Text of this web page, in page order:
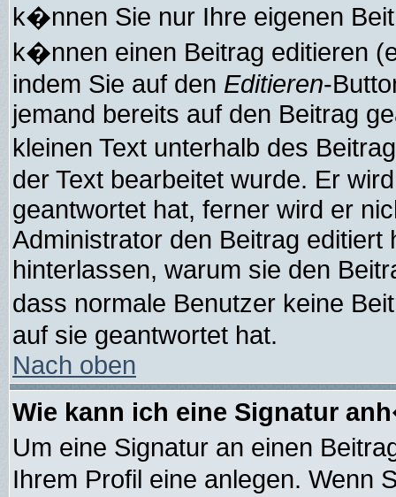
k�nnen Sie nur Ihre eigenen
k�nnen einen Beitrag editieren
indem Sie auf den Editieren-
jemand bereits auf den Beitrag
kleinen Text unterhalb des
der Text bearbeitet wurde. Er
geantwortet hat, ferner wird er
Administrator den Beitrag
hinterlassen, warum sie den
dass normale Benutzer keine
auf sie geantwortet hat.
Nach oben
Wie kann ich eine Signatur
Um eine Signatur an einen
Ihrem Profil eine anlegen. Wenn